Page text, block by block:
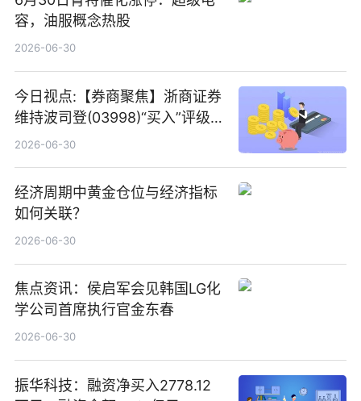
容，油服概念热股
2026-06-30
今日视点:【券商聚焦】浙商证券
维持波司登(03998)“买入”评级
指其业绩高质量稳增长
2026-06-30
经济周期中黄金仓位与经济指标
如何关联？
2026-06-30
焦点资讯：侯启军会见韩国LG化
学公司首席执行官金东春
2026-06-30
振华科技：融资净买入2778.12